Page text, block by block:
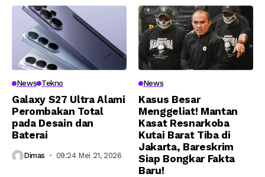
News Tekno
Galaxy S27 Ultra Alami
Perombakan Total
pada Desain dan
Baterai
Dimas 09:24 Mei 21, 2026
News
Kasus Besar
Menggeliat! Mantan
Kasat Resnarkoba
Kutai Barat Tiba di
Jakarta, Bareskrim
Siap Bongkar Fakta
Baru!